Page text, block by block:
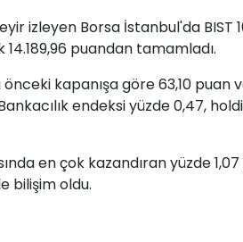
izleyen Borsa İstanbul'da BIST
puandan tamamladı.
önceki kapanışa göre 63,10 puan
endeksi yüzde 0,47,
en çok kazandıran yüzde
bilişim oldu.